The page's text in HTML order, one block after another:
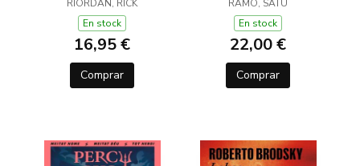
JACKSON I ELS DÉUS
DE L'OLIMP 1)
RIORDAN, RICK
En stock
16,95 €
Comprar
RAMO, SATU
En stock
22,00 €
Comprar